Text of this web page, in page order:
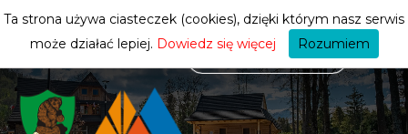
mieszkańca
Ta strona używa ciasteczek (cookies), dzięki którym nasz serwis
może działać lepiej. Dowiedz się więcej Rozumiem